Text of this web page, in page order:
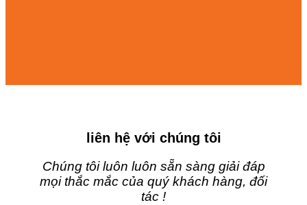
liên hệ với chúng tôi
Chúng tôi luôn luôn sẵn sàng giải đáp
mọi thắc mắc của quý khách hàng, đối
tác !